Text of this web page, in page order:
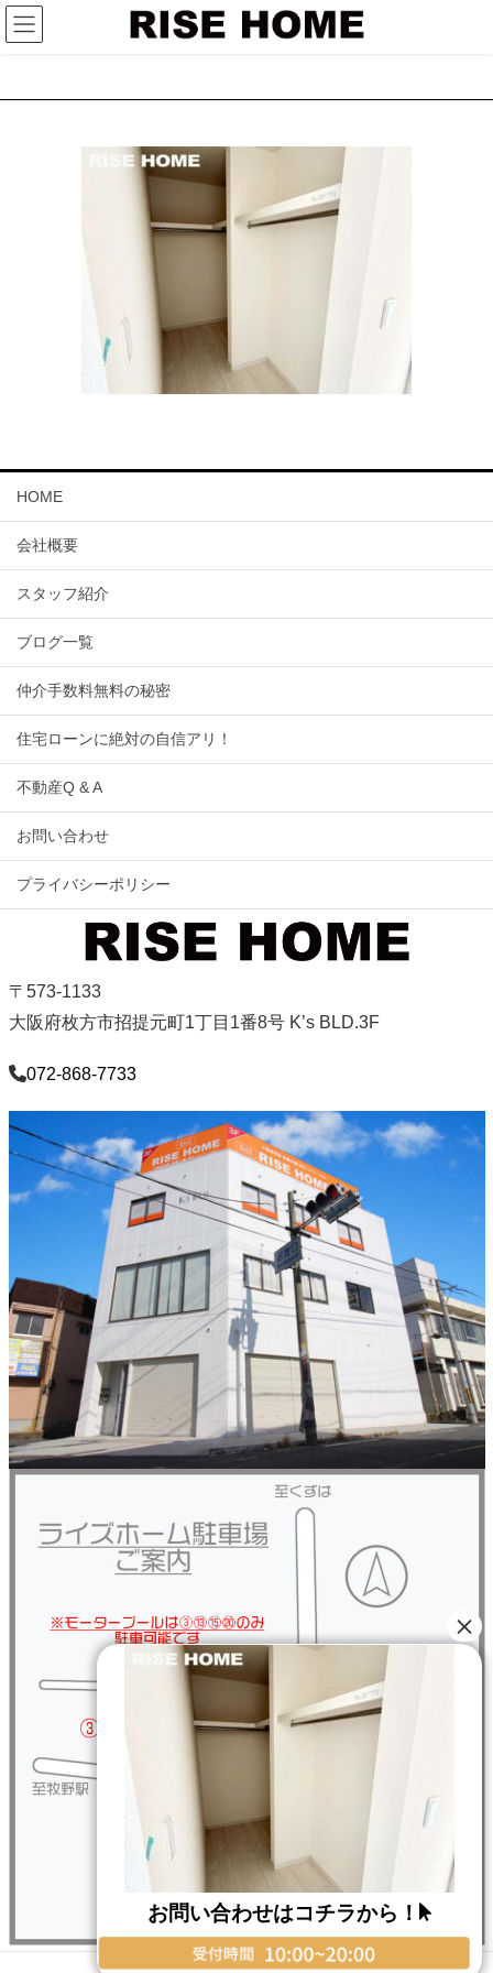
HOME
会社概要
スタッフ紹介
ブログ一覧
仲介手数料無料の秘密
住宅ローンに絶対の自信アリ！
不動産Q & A
お問い合わせ
プライバシーポリシー
〒573-1133
大阪府枚方市招提元町1丁目1番8号 K’s BLD.3F
072-868-7733
Copyright © RISE HOME All Rights Reserved.
お問い合わせはコチラから！